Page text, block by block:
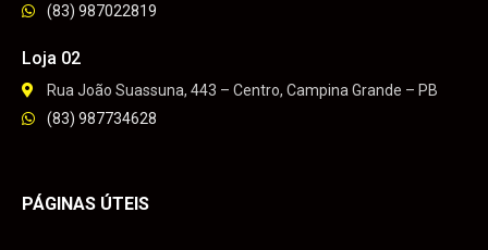
(83) 987022819
Loja 02
Rua João Suassuna, 443 – Centro, Campina Grande – PB
(83) 987734628
PÁGINAS ÚTEIS